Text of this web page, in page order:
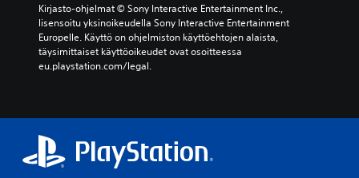
Kirjasto-ohjelmat © Sony Interactive Entertainment Inc.,
lisensoitu yksinoikeudella Sony Interactive Entertainment
Europelle. Käyttö on ohjelmiston käyttöehtojen alaista,
täysimittaiset käyttöoikeudet ovat osoitteessa
eu.playstation.com/legal.